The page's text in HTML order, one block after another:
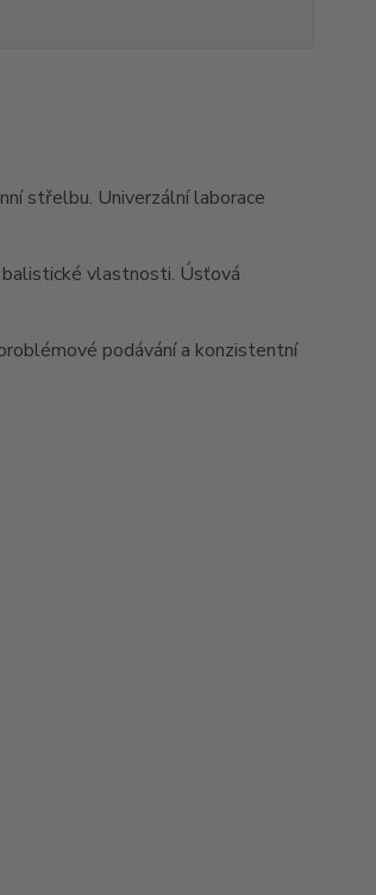
střelbu. Univerzální laborace
vlastnosti. Úsťová
podávání a konzistentní